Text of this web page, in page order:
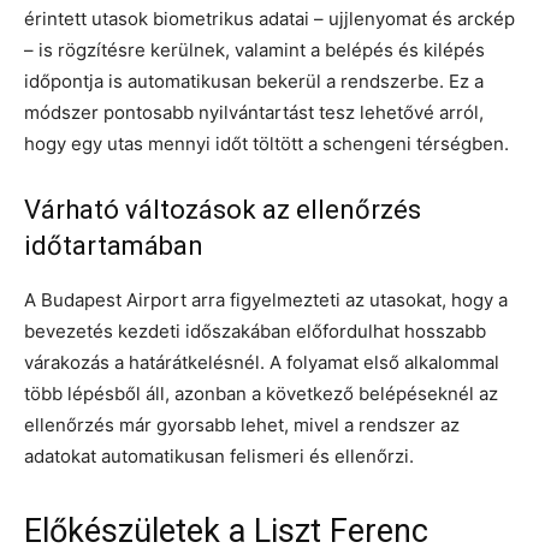
érintett utasok biometrikus adatai – ujjlenyomat és arckép
– is rögzítésre kerülnek, valamint a belépés és kilépés
időpontja is automatikusan bekerül a rendszerbe. Ez a
módszer pontosabb nyilvántartást tesz lehetővé arról,
hogy egy utas mennyi időt töltött a schengeni térségben.
Várható változások az ellenőrzés
időtartamában
A Budapest Airport arra figyelmezteti az utasokat, hogy a
bevezetés kezdeti időszakában előfordulhat hosszabb
várakozás a határátkelésnél. A folyamat első alkalommal
több lépésből áll, azonban a következő belépéseknél az
ellenőrzés már gyorsabb lehet, mivel a rendszer az
adatokat automatikusan felismeri és ellenőrzi.
Előkészületek a Liszt Ferenc